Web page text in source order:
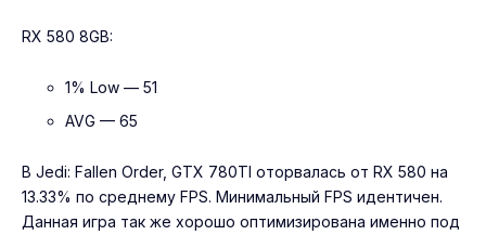
RX 580 8GB:
1% Low — 51
AVG — 65
В Jedi: Fallen Order, GTX 780TI оторвалась от RX 580 на
13.33% по среднему FPS. Минимальный FPS идентичен.
Данная игра так же хорошо оптимизирована именно под